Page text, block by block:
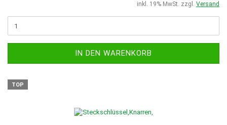
inkl. 19% MwSt. zzgl. Versand
IN DEN WARENKORB
TOP